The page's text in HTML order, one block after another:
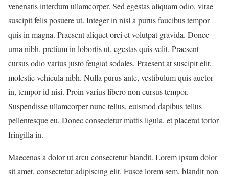
venenatis interdum ullamcorper. Sed egestas aliquam odio, vitae
suscipit felis posuere ut. Integer in nisl a purus faucibus tempor
quis in magna. Praesent aliquet orci et volutpat gravida. Donec
urna nibh, pretium in lobortis ut, egestas quis velit. Praesent
cursus odio varius justo feugiat sodales. Praesent at suscipit elit,
molestie vehicula nibh. Nulla purus ante, vestibulum quis auctor
in, tempor id nisi. Proin varius libero non cursus tempor.
Suspendisse ullamcorper nunc tellus, euismod dapibus tellus
pellentesque eu. Donec consectetur mattis ligula, et placerat tortor
fringilla in.
Maecenas a dolor ut arcu consectetur blandit. Lorem ipsum dolor
sit amet, consectetur adipiscing elit. Fusce lorem sem, blandit non